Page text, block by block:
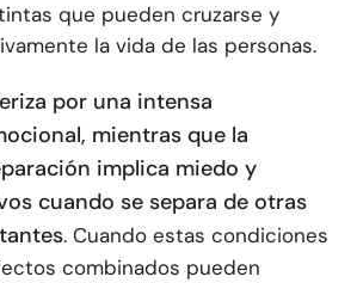
que pueden cruzarse y
la vida de las personas.
por una intensa
mientras que la
implica miedo y
cuando se separa de otras
. Cuando estas condiciones
combinados pueden